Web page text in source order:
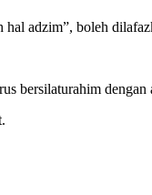
hal adzim”, boleh
bersilaturahim